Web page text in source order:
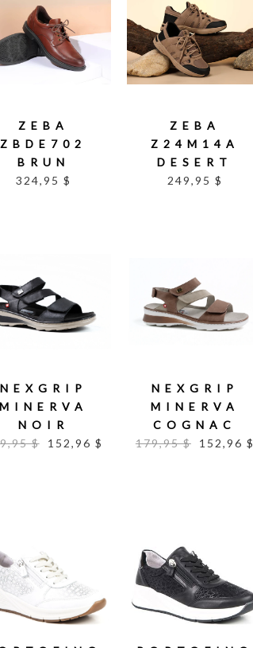
ZEBA
ZBDE702
BRUN
324,95 $
ZEBA
Z24M14A
DESERT
249,95 $
NEXGRIP
NOIR
$
152,96 $
NEXGRIP
MINERVA
COGNAC
179,95 $
152,96 $